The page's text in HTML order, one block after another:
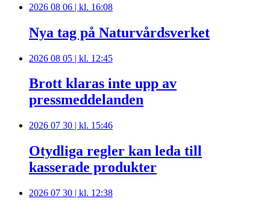
2026 08 06 | kl. 16:08
Nya tag på Naturvårdsverket
2026 08 05 | kl. 12:45
Brott klaras inte upp av
pressmeddelanden
2026 07 30 | kl. 15:46
Otydliga regler kan leda till
kasserade produkter
2026 07 30 | kl. 12:38